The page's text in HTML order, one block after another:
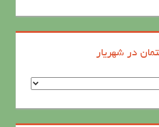
در شهریار